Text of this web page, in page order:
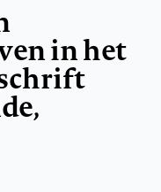
in het